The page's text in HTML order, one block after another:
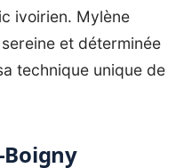
ivoirien. Mylène
et déterminée
technique unique de